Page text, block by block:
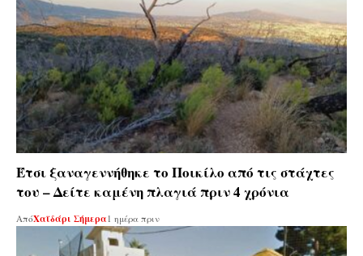
Έτσι ξαναγεννήθηκε το Ποικίλο από τις στάχτες
του – Δείτε καμένη πλαγιά πριν 4 χρόνια
ΑπόΧαϊδάρι Σήμερα 1 ημέρα πριν